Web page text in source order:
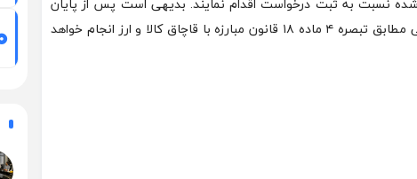
مهلت‌های مقرر، امکان ثبت و اصلاح اطلاعات وجود نداشته و در صورت مغایرت، برخورد قانونی مطابق تبصره ۴ ماده ۱۸ قانون مبارزه با قاچاق کالا و ارز انجام خواهد